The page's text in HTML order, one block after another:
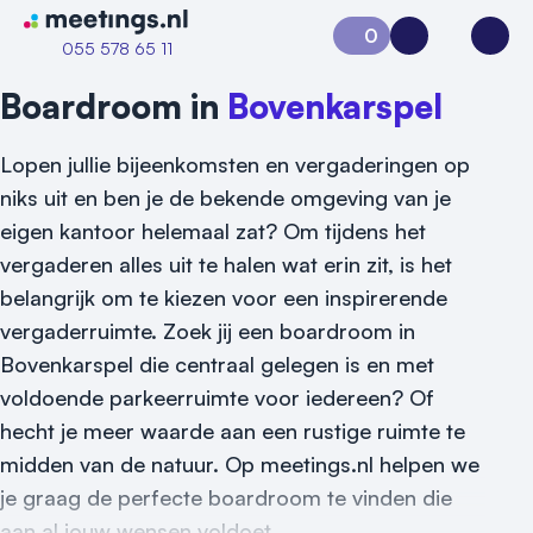
Naar home van Meetings
055 578 65 11
Vraag locatie aan
0
Aanvraag 0Inloggen
Boardroom in Bovenkarspel
Lopen jullie bijeenkomsten en vergaderingen op
niks uit en ben je de bekende omgeving van je
eigen kantoor helemaal zat? Om tijdens het
vergaderen alles uit te halen wat erin zit, is het
belangrijk om te kiezen voor een inspirerende
vergaderruimte. Zoek jij een boardroom in
Bovenkarspel die centraal gelegen is en met
voldoende parkeerruimte voor iedereen? Of
hecht je meer waarde aan een rustige ruimte te
midden van de natuur. Op meetings.nl helpen we
je graag de perfecte boardroom te vinden die